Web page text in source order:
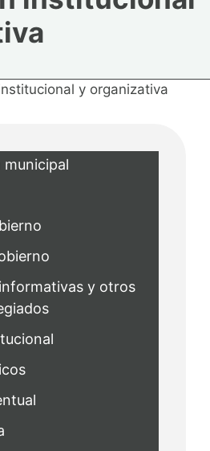
y organizativa
y otros